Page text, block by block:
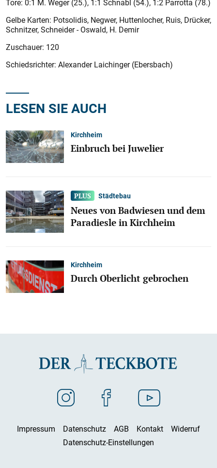
Tore: 0:1 M. Weger (25.), 1:1 Schnabl (54.), 1:2 Parrotta (78.)
Gelbe Karten: Potsolidis, Negwer, Huttenlocher, Ruis, Drücker,
Schnitzer, Schneider - ­Oswald, H. Demir
Zuschauer: 120
Schiedsrichter: Alexander Laichinger (Ebersbach)
LESEN SIE AUCH
Kirchheim
Einbruch bei Juwelier
Städtebau
Neues von Badwiesen und dem
Paradiesle in Kirchheim
Kirchheim
Durch Oberlicht gebrochen
Impressum Datenschutz AGB Kontakt
Widerruf
Datenschutz-Einstellungen